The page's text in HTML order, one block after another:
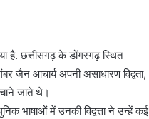
है. छत्तीसगढ़ के डोंगरगढ़ स्थित
जैन आचार्य अपनी असाधारण विद्वता,
जाते थे।
भाषाओं में उनकी विद्वत्ता ने उन्हें कई